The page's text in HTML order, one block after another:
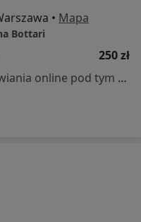
• Mapa
Bottari
250 zł
Specjalista nie oferuje umawiania online pod tym adresem.